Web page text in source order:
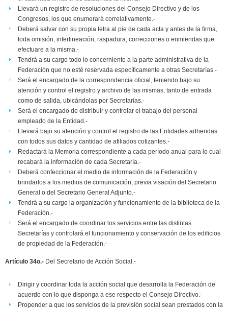
Llevará un registro de resoluciones del Consejo Directivo y de los
Congresos, los que enumerará correlativamente.-
Deberá salvar con su propia letra al pie de cada acta y antes de la firma,
toda omisión, interlineación, raspadura, correcciones o enmiendas que
efectuare a la misma.-
Tendrá a su cargo todo lo concerniente a la parte administrativa de la
Federación que no esté reservada específicamente a otras Secretarías.-
Será el encargado de la correspondencia oficial, teniendo bajo su
atención y control el registro y archivo de las mismas, tanto de entrada
como de salida, ubicándolas por Secretarías.-
Será el encargado de distribuir y controlar el trabajo del personal
empleado de la Entidad.-
Llevará bajo su atención y control el registro de las Entidades adheridas
con todos sus datos y cantidad de afiliados cotizantes.-
Redactará la Memoria correspondiente a cada período anual para lo cual
recabará la información de cada Secretaría.-
Deberá confeccionar el medio de información de la Federación y
brindarlos a los medios de comunicación, previa visación del Secretario
General o del Secretario General Adjunto.-
Tendrá a su cargo la organización y funcionamiento de la biblioteca de la
Federación.-
Será el encargado de coordinar los servicios entre las distintas
Secretarías y controlará el funcionamiento y conservación de los edificios
de propiedad de la Federación.-
Artículo 34o.- Del Secretario de Acción Social.-
Dirigir y coordinar toda la acción social que desarrolla la Federación de
acuerdo con lo que disponga a ese respecto el Consejo Directivo.-
Propender a que los servicios de la previsión social sean prestados con la